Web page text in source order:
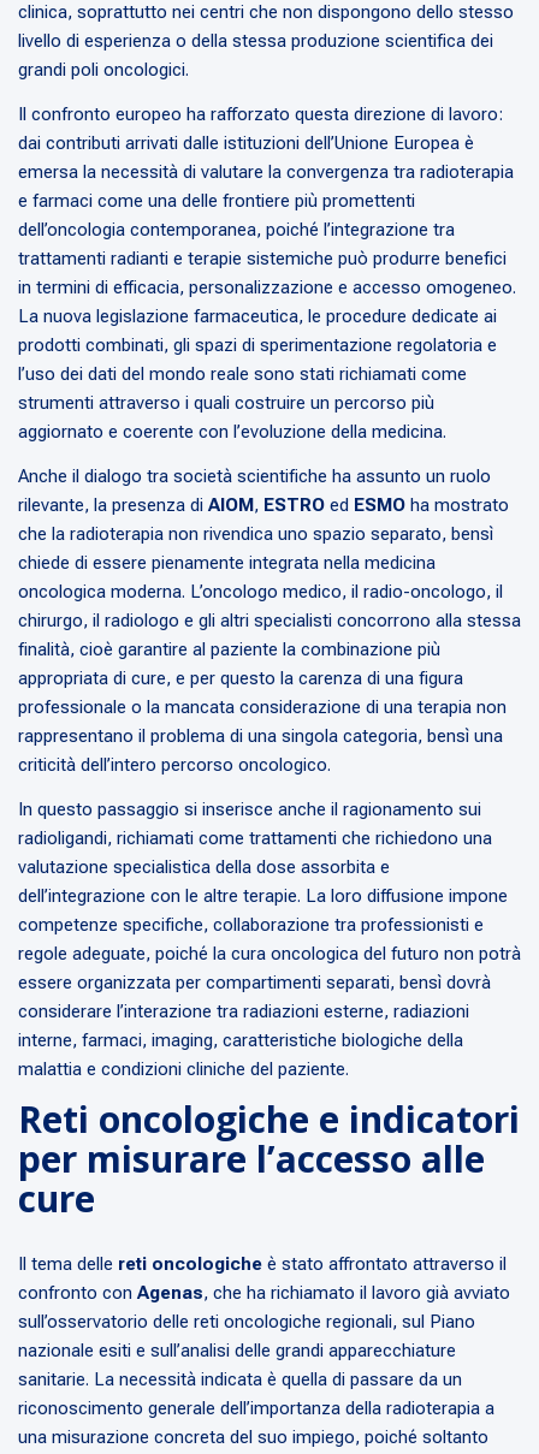
clinica, soprattutto nei centri che non dispongono dello stesso
livello di esperienza o della stessa produzione scientifica dei
grandi poli oncologici.
Il confronto europeo ha rafforzato questa direzione di lavoro:
dai contributi arrivati dalle istituzioni dell’Unione Europea è
emersa la necessità di valutare la convergenza tra radioterapia
e farmaci come una delle frontiere più promettenti
dell’oncologia contemporanea, poiché l’integrazione tra
trattamenti radianti e terapie sistemiche può produrre benefici
in termini di efficacia, personalizzazione e accesso omogeneo.
La nuova legislazione farmaceutica, le procedure dedicate ai
prodotti combinati, gli spazi di sperimentazione regolatoria e
l’uso dei dati del mondo reale sono stati richiamati come
strumenti attraverso i quali costruire un percorso più
aggiornato e coerente con l’evoluzione della medicina.
Anche il dialogo tra società scientifiche ha assunto un ruolo
rilevante, la presenza di AIOM, ESTRO ed ESMO ha mostrato
che la radioterapia non rivendica uno spazio separato, bensì
chiede di essere pienamente integrata nella medicina
oncologica moderna. L’oncologo medico, il radio-oncologo, il
chirurgo, il radiologo e gli altri specialisti concorrono alla stessa
finalità, cioè garantire al paziente la combinazione più
appropriata di cure, e per questo la carenza di una figura
professionale o la mancata considerazione di una terapia non
rappresentano il problema di una singola categoria, bensì una
criticità dell’intero percorso oncologico.
In questo passaggio si inserisce anche il ragionamento sui
radioligandi, richiamati come trattamenti che richiedono una
valutazione specialistica della dose assorbita e
dell’integrazione con le altre terapie. La loro diffusione impone
competenze specifiche, collaborazione tra professionisti e
regole adeguate, poiché la cura oncologica del futuro non potrà
essere organizzata per compartimenti separati, bensì dovrà
considerare l’interazione tra radiazioni esterne, radiazioni
interne, farmaci, imaging, caratteristiche biologiche della
malattia e condizioni cliniche del paziente.
Reti oncologiche e indicatori
per misurare l’accesso alle
cure
Il tema delle reti oncologiche è stato affrontato attraverso il
confronto con Agenas, che ha richiamato il lavoro già avviato
sull’osservatorio delle reti oncologiche regionali, sul Piano
nazionale esiti e sull’analisi delle grandi apparecchiature
sanitarie. La necessità indicata è quella di passare da un
riconoscimento generale dell’importanza della radioterapia a
una misurazione concreta del suo impiego, poiché soltanto